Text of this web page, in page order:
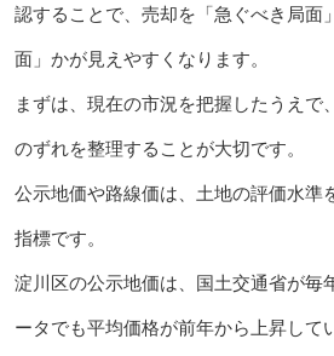
認することで、売却を「急ぐべき局面
面」かが見えやすくなります。
まずは、現在の市況を把握したうえで
のずれを整理することが大切です。
公示地価や路線価は、土地の評価水準
指標です。
淀川区の公示地価は、国土交通省が毎
ータでも平均価格が前年から上昇して